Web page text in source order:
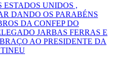
ESTADOS UNIDOS ,
DANDO OS PARABÉNS
DA CONFEP DO
JARBAS FERRAS E
AO PRESIDENTE DA